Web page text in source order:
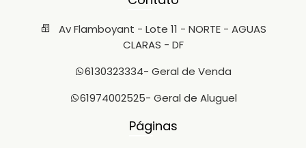
Av Flamboyant - Lote 11 - NORTE - AGUAS
CLARAS - DF
6130323334- Geral de Venda
61974002525- Geral de Aluguel
Páginas